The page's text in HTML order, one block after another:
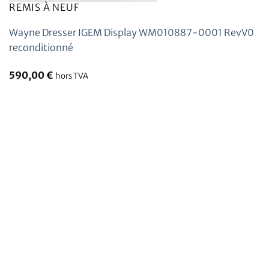
REMIS À NEUF
Wayne Dresser IGEM Display WM010887-0001 RevV0
reconditionné
590,00€ hors TVA